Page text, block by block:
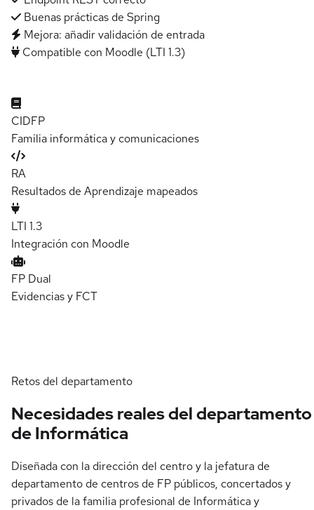
Buenas prácticas de Spring
Mejora: añadir validación de entrada
Compatible con Moodle (LTI 1.3)
CIDFP
Familia informática y comunicaciones
RA
Resultados de Aprendizaje mapeados
LTI 1.3
Integración con Moodle
FP Dual
Evidencias y FCT
Retos del departamento
Necesidades reales del departamento
de Informática
Diseñada con la dirección del centro y la jefatura de
departamento de centros de FP públicos, concertados y
privados de la familia profesional de Informática y